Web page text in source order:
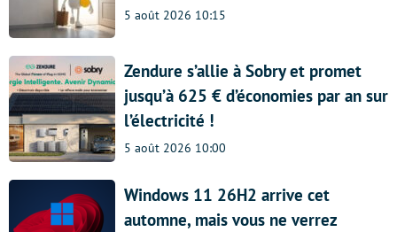
5 août 2026 10:15
Zendure s’allie à Sobry et promet
jusqu’à 625 € d’économies par an sur
l’électricité !
5 août 2026 10:00
Windows 11 26H2 arrive cet
automne, mais vous ne verrez